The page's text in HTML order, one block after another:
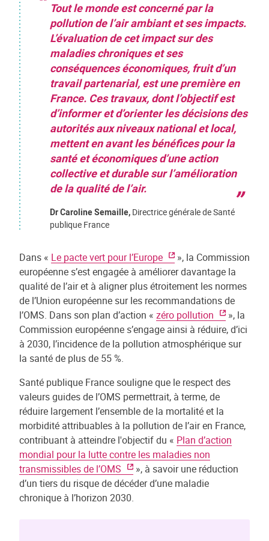
Tout le monde est concerné par la
pollution de l’air ambiant et ses impacts.
L’évaluation de cet impact sur des
maladies chroniques et ses
conséquences économiques, fruit d’un
travail partenarial, est une première en
France. Ces travaux, dont l’objectif est
d’informer et d’orienter les décisions des
autorités aux niveaux national et local,
mettent en avant les bénéfices pour la
santé et économiques d’une action
collective et durable sur l’amélioration
de la qualité de l’air.
Dr Caroline Semaille, Directrice générale de Santé
publique France
Dans « Le pacte vert pour l’Europe
», la Commission
européenne s’est engagée à améliorer davantage la
qualité de l’air et à aligner plus étroitement les normes
de l’Union européenne sur les recommandations de
l’OMS. Dans son plan d’action « zéro pollution
», la
Commission européenne s’engage ainsi à réduire, d’ici
à 2030, l’incidence de la pollution atmosphérique sur
la santé de plus de 55 %.
Santé publique France souligne que le respect des
valeurs guides de l’OMS permettrait, à terme, de
réduire largement l’ensemble de la mortalité et la
morbidité attribuables à la pollution de l’air en France,
contribuant à atteindre l'objectif du « Plan d’action
mondial pour la lutte contre les maladies non
transmissibles de l’OMS
», à savoir une réduction
d’un tiers du risque de décéder d’une maladie
chronique à l’horizon 2030.